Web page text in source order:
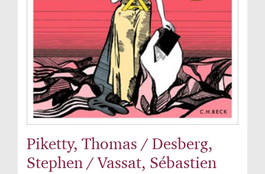
Piketty, Thomas / Desberg,
Stephen / Vassat, Sébastien